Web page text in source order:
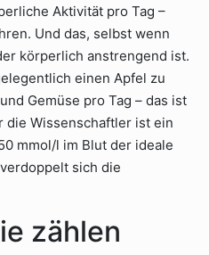
Aktivität pro Tag –
Und das, selbst wenn
körperlich anstrengend ist.
einen Apfel zu
Gemüse pro Tag – das ist
die Wissenschaftler ist ein
mmol/l im Blut der ideale
sich die
zählen